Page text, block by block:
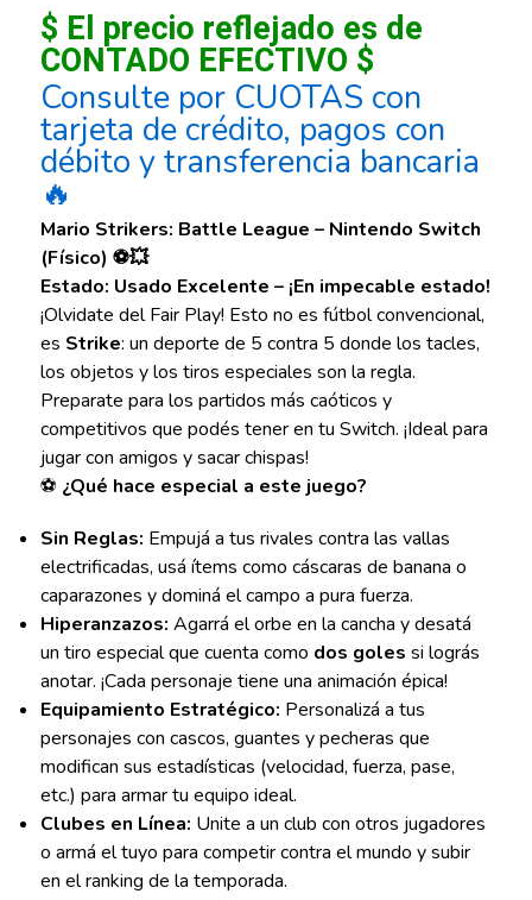
$ El precio reflejado es de
CONTADO EFECTIVO $
Consulte por CUOTAS con
tarjeta de crédito, pagos con
débito y transferencia bancaria
🔥
Mario Strikers: Battle League – Nintendo Switch
(Físico) ⚽💥
Estado: Usado Excelente – ¡En impecable estado!
¡Olvidate del Fair Play! Esto no es fútbol convencional,
es Strike: un deporte de 5 contra 5 donde los tacles,
los objetos y los tiros especiales son la regla.
Preparate para los partidos más caóticos y
competitivos que podés tener en tu Switch. ¡Ideal para
jugar con amigos y sacar chispas!
⚽ ¿Qué hace especial a este juego?
Sin Reglas: Empujá a tus rivales contra las vallas
electrificadas, usá ítems como cáscaras de banana o
caparazones y dominá el campo a pura fuerza.
Hiperanzazos: Agarrá el orbe en la cancha y desatá
un tiro especial que cuenta como dos goles si lográs
anotar. ¡Cada personaje tiene una animación épica!
Equipamiento Estratégico: Personalizá a tus
personajes con cascos, guantes y pecheras que
modifican sus estadísticas (velocidad, fuerza, pase,
etc.) para armar tu equipo ideal.
Clubes en Línea: Unite a un club con otros jugadores
o armá el tuyo para competir contra el mundo y subir
en el ranking de la temporada.